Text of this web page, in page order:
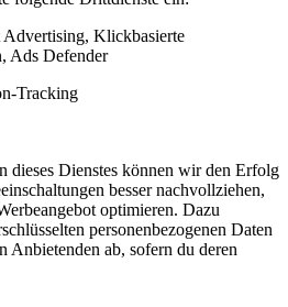
Klickbasierte
Ads Defender
Tracking
dieses Dienstes können wir den Erfolg
besser nachvollziehen,
optimieren. Dazu
personenbezogenen Daten
Anbietenden ab, sofern du deren